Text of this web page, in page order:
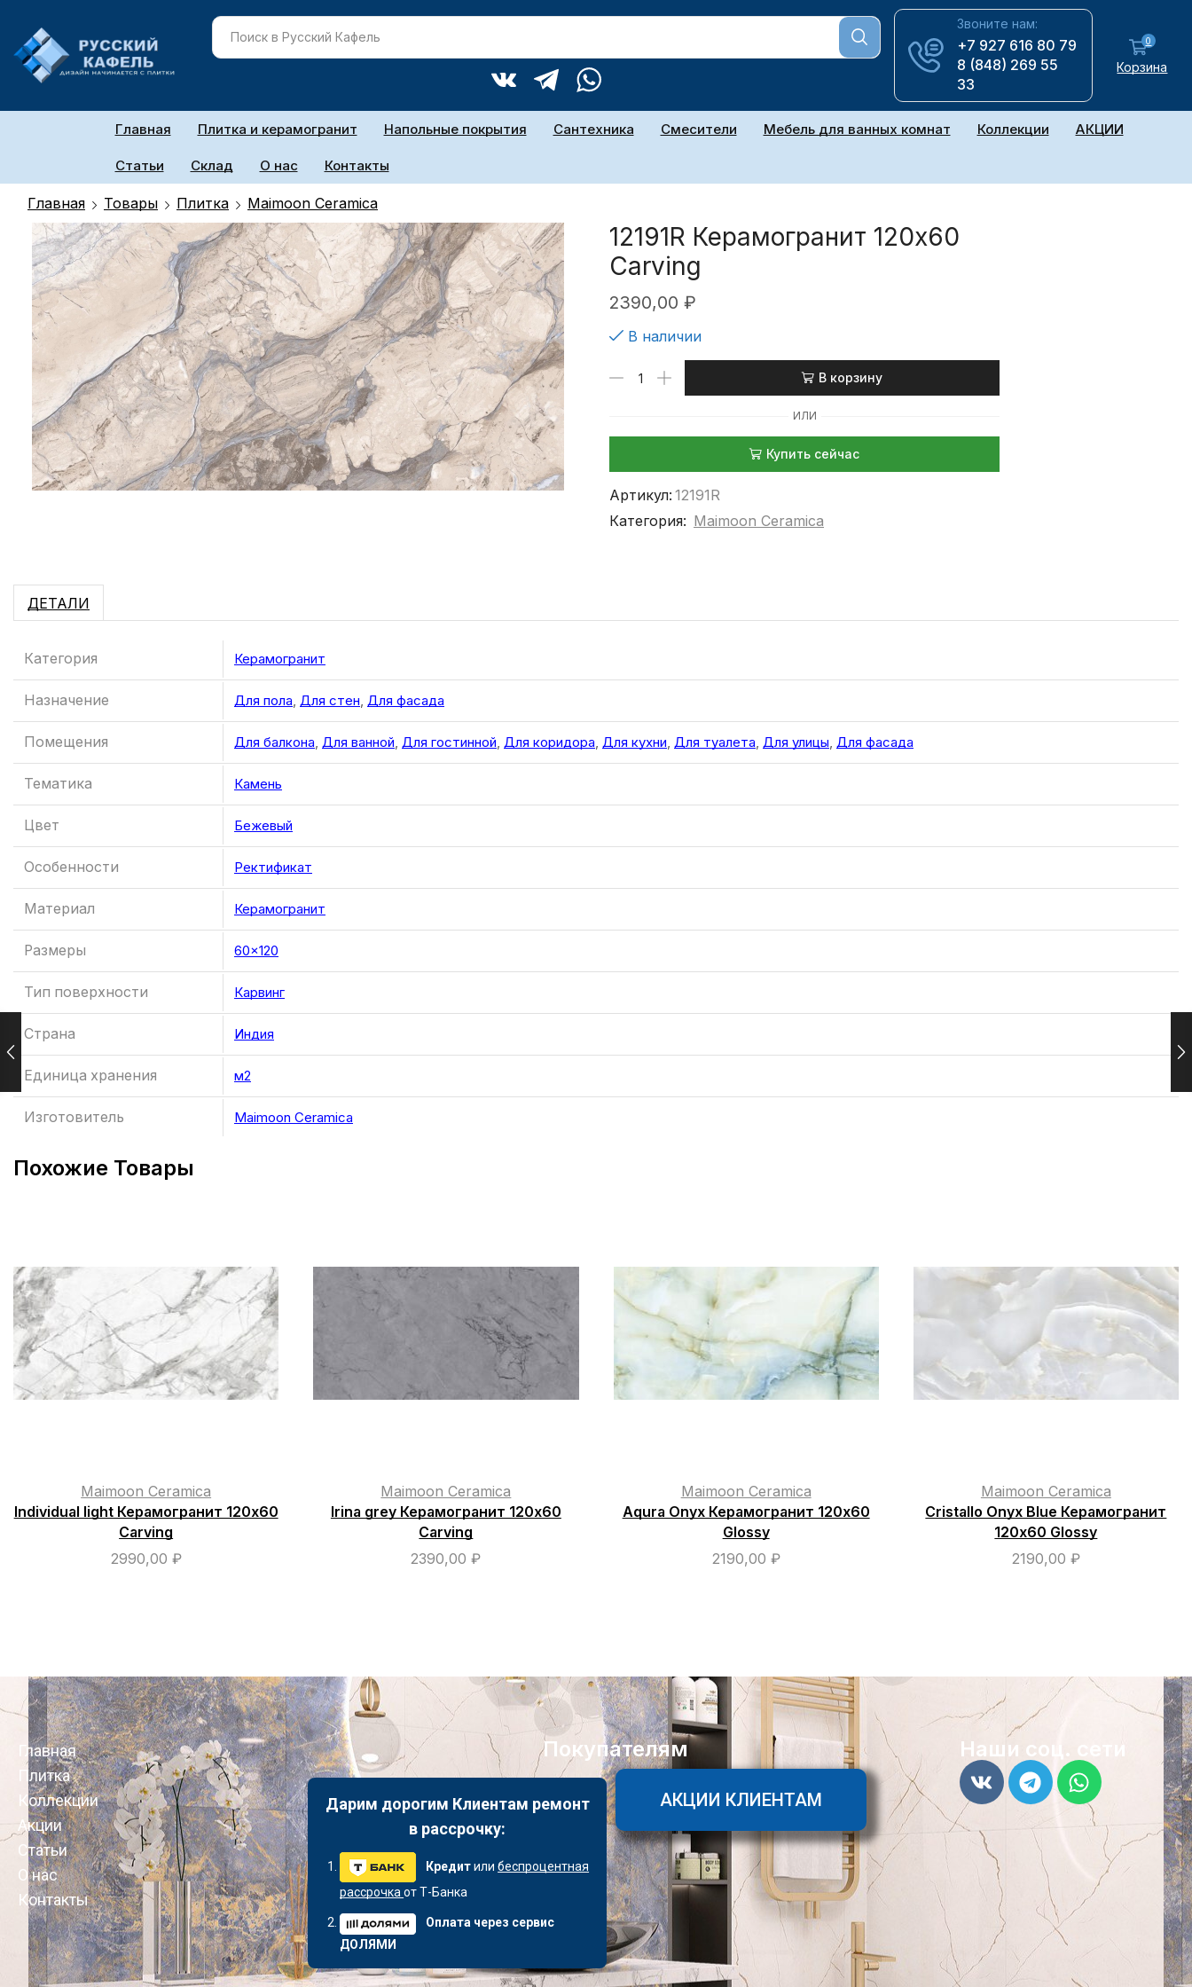
Звоните нам:
+7 927 616 80 79
8 (848) 269 55
33
0
Корзина
Главная Плитка и керамогранит Напольные покрытия Сантехника Смесители Мебель для ванных комнат Коллекции АКЦИИ
Статьи Склад О нас Контакты
Главная Товары Плитка Maimoon Ceramica
12191R Керамогранит 120х60
Carving
2390,00 ₽
В наличии
В корзину
ИЛИ
Купить сейчас
Артикул: 12191R
Категория: Maimoon Ceramica
ДЕТАЛИ
Категория Керамогранит
Назначение Для пола, Для стен, Для фасада
Помещения Для балкона, Для ванной, Для гостинной, Для коридора, Для кухни, Для туалета, Для улицы, Для фасада
Тематика Камень
Цвет Бежевый
Особенности Ректификат
Материал Керамогранит
Размеры 60×120
Тип поверхности Карвинг
Страна Индия
Единица хранения м2
Изготовитель Maimoon Ceramica
Похожие Товары
Maimoon Ceramica
Individual light Керамогранит 120х60
Carving
2990,00 ₽
Maimoon Ceramica
Irina grey Керамогранит 120х60
Carving
2390,00₽
Maimoon Ceramica
Aqura Onyx Керамогранит 120х60
Glossy
2190,00 ₽
Maimoon Ceramica
Cristallo Onyx Blue Керамогранит
120х60 Glossy
2190,00 ₽
Главная
Плитка
Коллекции
Акции
Статьи
О нас
Контакты
Покупателям
Дарим дорогим Клиентам ремонт
в рассрочку:
Кредитилибеспроцентная
рассрочкаот Т-Банка
Оплата через сервис
ДОЛЯМИ
АКЦИИ КЛИЕНТАМ
Наши соц. сети